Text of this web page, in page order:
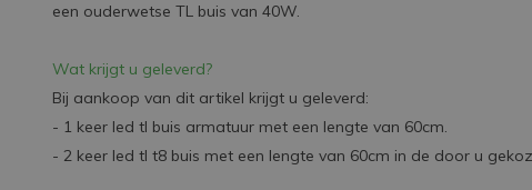
een ouderwetse TL buis van 40W.
Wat krijgt u geleverd?
Bij aankoop van dit artikel krijgt u geleverd:
- 1 keer led tl buis armatuur met een lengte van 60cm.
- 2 keer led tl t8 buis met een lengte van 60cm in de door u